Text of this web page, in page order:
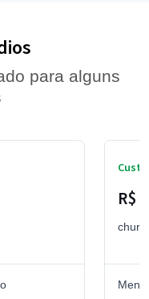
para alguns
R$